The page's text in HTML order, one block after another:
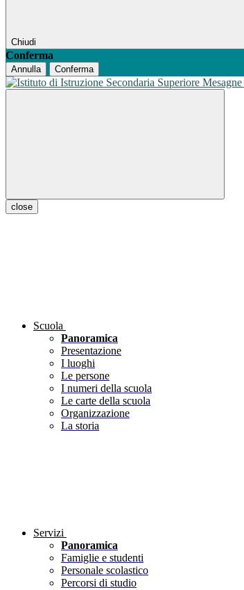
Chiudi
Conferma
Annulla Conferma
close
Scuola
Panoramica
Presentazione
I luoghi
Le persone
I numeri della scuola
Le carte della scuola
Organizzazione
La storia
Servizi
Panoramica
Famiglie e studenti
Personale scolastico
Percorsi di studio